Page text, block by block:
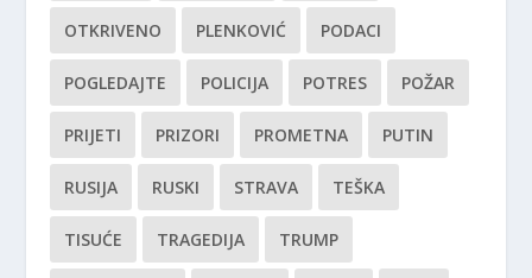
OTKRIVENO PLENKOVIĆ PODACI
POGLEDAJTE POLICIJA POTRES POŽAR
PRIJETI PRIZORI PROMETNA PUTIN
RUSIJA RUSKI STRAVA TEŠKA
TISUĆE TRAGEDIJA TRUMP